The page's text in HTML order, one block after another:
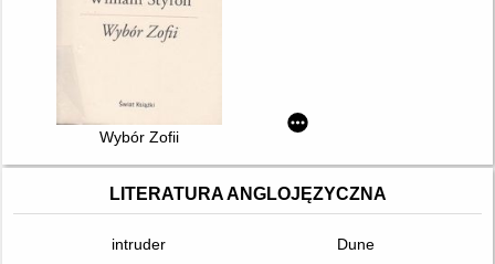
Wybór Zofii
LITERATURA ANGLOJĘZYCZNA
intruder
Dune